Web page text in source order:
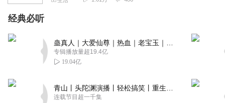
经典必听
专辑播放量超19.4亿
19.04亿
连载节目超一千集